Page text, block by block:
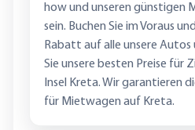
how und unseren günstigen
sein. Buchen Sie im Voraus
Rabatt auf alle unsere Autos
Sie unsere besten Preise für
Insel Kreta. Wir garantieren
für Mietwagen auf Kreta.